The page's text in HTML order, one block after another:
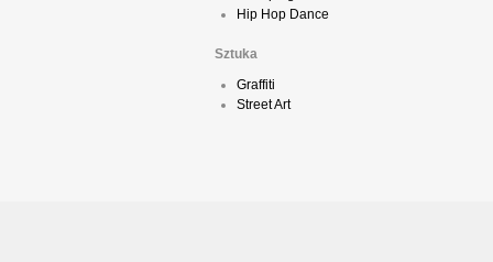
Hip Hop Dance
Sztuka
Graffiti
Street Art